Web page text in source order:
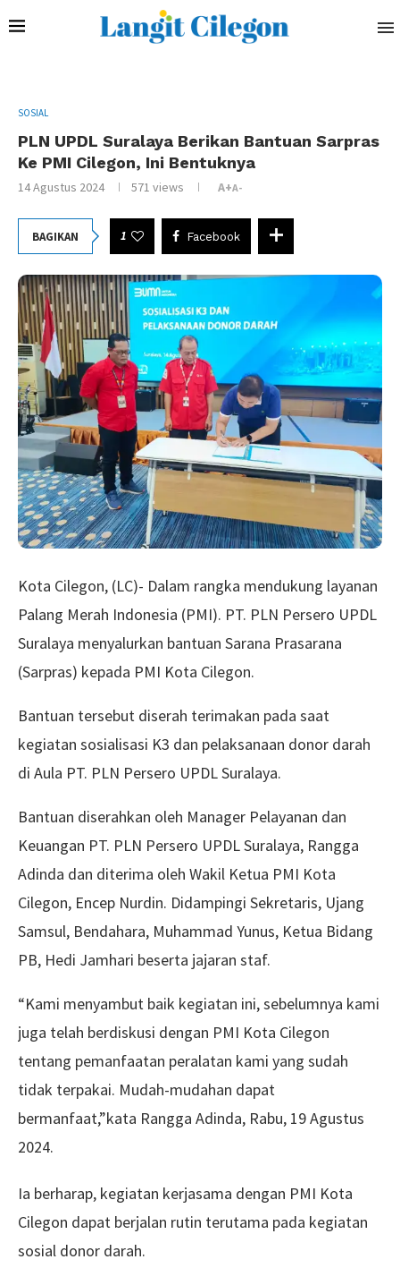
SOSIAL
PLN UPDL Suralaya Berikan Bantuan Sarpras
Ke PMI Cilegon, Ini Bentuknya
14 Agustus 2024 571 views A+A-
BAGIKAN 1 Facebook
Kota Cilegon, (LC)- Dalam rangka mendukung layanan
Palang Merah Indonesia (PMI). PT. PLN Persero UPDL
Suralaya menyalurkan bantuan Sarana Prasarana
(Sarpras) kepada PMI Kota Cilegon.
Bantuan tersebut diserah terimakan pada saat
kegiatan sosialisasi K3 dan pelaksanaan donor darah
di Aula PT. PLN Persero UPDL Suralaya.
Bantuan diserahkan oleh Manager Pelayanan dan
Keuangan PT. PLN Persero UPDL Suralaya, Rangga
Adinda dan diterima oleh Wakil Ketua PMI Kota
Cilegon, Encep Nurdin. Didampingi Sekretaris, Ujang
Samsul, Bendahara, Muhammad Yunus, Ketua Bidang
PB, Hedi Jamhari beserta jajaran staf.
“Kami menyambut baik kegiatan ini, sebelumnya kami
juga telah berdiskusi dengan PMI Kota Cilegon
tentang pemanfaatan peralatan kami yang sudah
tidak terpakai. Mudah-mudahan dapat
bermanfaat,”kata Rangga Adinda, Rabu, 19 Agustus
2024.
Ia berharap, kegiatan kerjasama dengan PMI Kota
Cilegon dapat berjalan rutin terutama pada kegiatan
sosial donor darah.